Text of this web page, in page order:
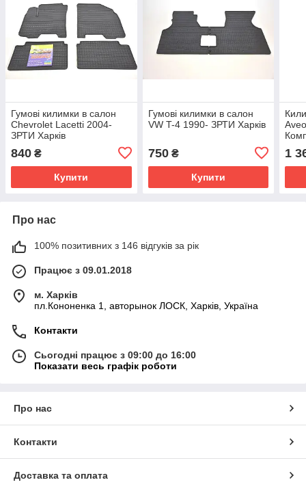
Гумові килимки в салон
Chevrolet Lacetti 2004-
ЗРТИ Харків
840 ₴
Купити
Гумові килимки в салон
VW T-4 1990- ЗРТИ Харків
750₴
Купити
1
Про нас
100% позитивних з 146 відгуків за рік
Працює з 09.01.2018
м. Харків
пл.Кононенка 1, авторынок ЛОСК, Харків, Україна
Контакти
Сьогодні працює з 09:00 до 16:00
Показати весь графік роботи
Про нас
Контакти
Доставка та оплата